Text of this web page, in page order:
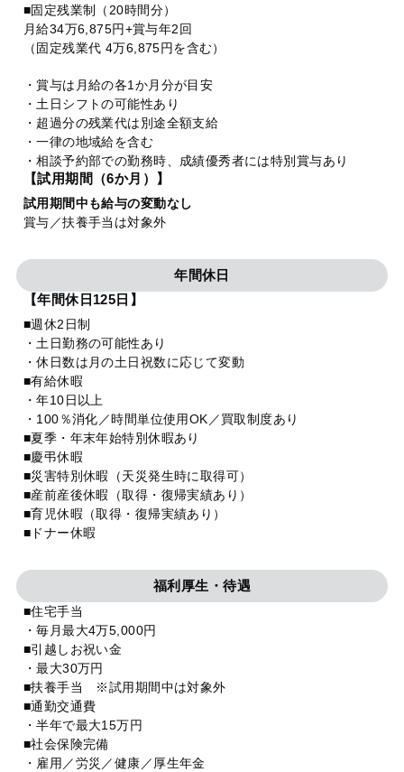
■固定残業制（20時間分）
月給34万6,875円+賞与年2回
（固定残業代 4万6,875円を含む）
・賞与は月給の各1か月分が目安
・土日シフトの可能性あり
・超過分の残業代は別途全額支給
・一律の地域給を含む
・相談予約部での勤務時、成績優秀者には特別賞与あり
【試用期間（6か月）】
試用期間中も給与の変動なし
賞与／扶養手当は対象外
年間休日
【年間休日125日】
■週休2日制
・土日勤務の可能性あり
・休日数は月の土日祝数に応じて変動
■有給休暇
・年10日以上
・100％消化／時間単位使用OK／買取制度あり
■夏季・年末年始特別休暇あり
■慶弔休暇
■災害特別休暇（天災発生時に取得可）
■産前産後休暇（取得・復帰実績あり）
■育児休暇（取得・復帰実績あり）
■ドナー休暇
福利厚生・待遇
■住宅手当
・毎月最大4万5,000円
■引越しお祝い金
・最大30万円
■扶養手当 ※試用期間中は対象外
■通勤交通費
・半年で最大15万円
■社会保険完備
・雇用／労災／健康／厚生年金